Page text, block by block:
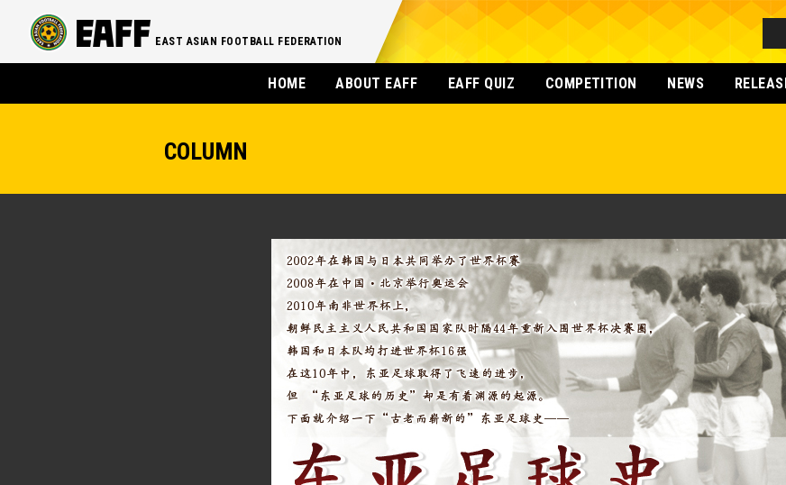
EAST ASIAN FOOTBALL FEDERATION
HOME ABOUT EAFF EAFF QUIZ COMPETITION NEWS
COLUMN